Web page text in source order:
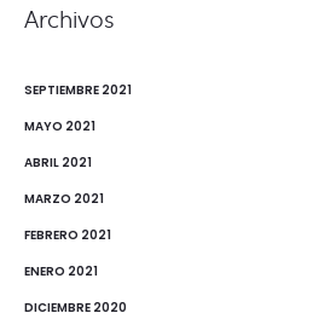
Archivos
SEPTIEMBRE 2021
MAYO 2021
ABRIL 2021
MARZO 2021
FEBRERO 2021
ENERO 2021
DICIEMBRE 2020